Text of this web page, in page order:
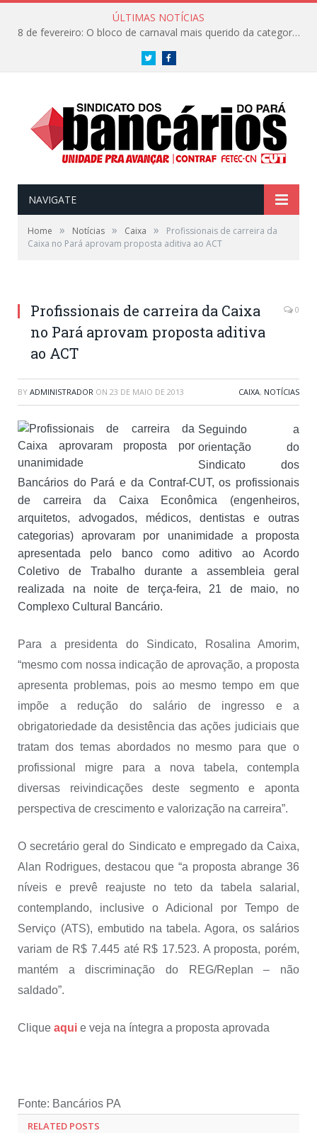
ÚLTIMAS NOTÍCIAS
8 de fevereiro: O bloco de carnaval mais querido da categoria já tem data. Vem pro CarnaBancários 2025!
Twitter
NAVIGATE
Home » Notícias » Caixa »
Profissionais de carreira da
Caixa no Pará aprovam proposta aditiva ao ACT
Profissionais de carreira da Caixa
no Pará aprovam proposta aditiva
ao ACT
0
BY ADMINISTRADOR ON 23 DE MAIO DE 2013 CAIXA, NOTÍCIAS
Seguindo a
orientação do
Sindicato dos
Bancários do Pará e da Contraf-CUT, os profissionais
de carreira da Caixa Econômica (engenheiros,
arquitetos, advogados, médicos, dentistas e outras
categorias) aprovaram por unanimidade a proposta
apresentada pelo banco como aditivo ao Acordo
Coletivo de Trabalho durante a assembleia geral
realizada na noite de terça-feira, 21 de maio, no
Complexo Cultural Bancário.
Para a presidenta do Sindicato, Rosalina Amorim,
“mesmo com nossa indicação de aprovação, a proposta
apresenta problemas, pois ao mesmo tempo em que
impõe a redução do salário de ingresso e a
obrigatoriedade da desistência das ações judiciais que
tratam dos temas abordados no mesmo para que o
profissional migre para a nova tabela, contempla
diversas reivindicações deste segmento e aponta
perspectiva de crescimento e valorização na carreira”.
O secretário geral do Sindicato e empregado da Caixa,
Alan Rodrigues, destacou que “a proposta abrange 36
níveis e prevê reajuste no teto da tabela salarial,
contemplando, inclusive o Adicional por Tempo de
Serviço (ATS), embutido na tabela. Agora, os salários
variam de R$ 7.445 até R$ 17.523. A proposta, porém,
mantém a discriminação do REG/Replan – não
saldado”.
Clique aqui e veja na íntegra a proposta aprovada
Fonte: Bancários PA
RELATED POSTS